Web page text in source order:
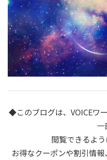
◆このブログは、VOICEワ
一
閲覧できるよう
お得なクーポンや割引情